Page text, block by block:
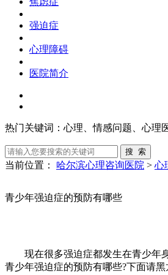
强迫症
心理障碍
医院简介
热门关键词： 心理、情感问题、心理
当前位置： 哈尔滨心理咨询医院 > 心
青少年强迫症的预防有哪些
现在很多强迫症都发生在青少年身
青少年强迫症的预防有哪些?下面请